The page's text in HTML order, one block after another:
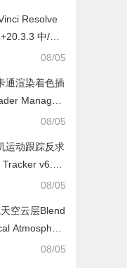
Resolve
中/英
08/05
通渲染着色插
Manager
08/05
运动跟踪反求
v6.0.
08/05
空云层Blend
Atmospher
08/05